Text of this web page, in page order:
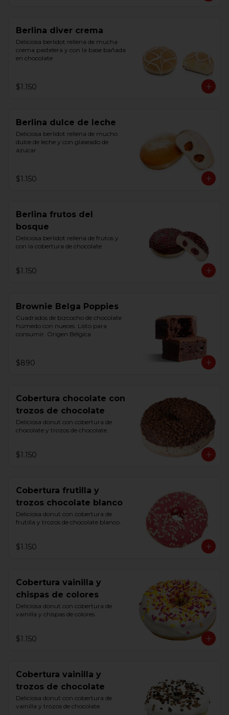
Berlina diver crema
Deliciosa berlidot rellena de mucha
crema pastelera y con la base bañada
en chocolate
$1.150
Berlina dulce de leche
Deliciosa berlidot rellena de mucho
dulce de leche y con glaseado de
azucar
$1.150
Berlina frutos del
bosque
Deliciosa berlidot rellena de frutos y
con la cobertura de chocolate
$1.150
Brownie Belga Poppies
Cuadrados de bizcocho de chocolate
húmedo con nueces. Listo para
consumir. Origen Bélgica
$890
Cobertura chocolate con
trozos de chocolate
Deliciosa donut con cobertura de
chocolate y trozos de chocolate.
$1.150
Cobertura frutilla y
trozos chocolate blanco
Deliciosa donut con cobertura de
frutilla y trozos de chocolate blanco.
$1.150
Cobertura vainilla y
chispas de colores
Deliciosa donut con cobertura de
vainilla y chispas de colores.
$1.150
Cobertura vainilla y
trozos de chocolate
Deliciosa donut con cobertura de
vainilla y trozos de chocolate.